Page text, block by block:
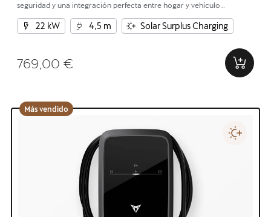
seguridad y una integración perfecta entre hogar y vehículo
eléctrico.
22 kW 4,5 m Solar Surplus Charging
769,00 €
Más vendido